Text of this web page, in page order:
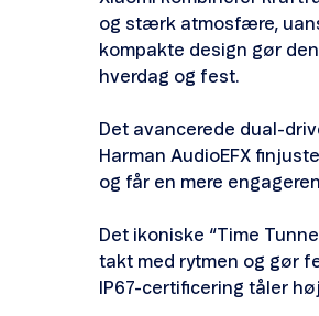
og stærk atmosfære,
kompakte design gør
hverdag og fest.
Det avancerede dual-
Harman AudioEFX
og får en mere
Det ikoniske “Time
takt med rytmen og gør
IP67-certificering tåler